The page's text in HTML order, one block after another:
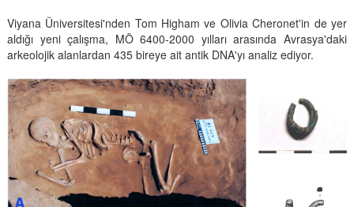
Viyana Üniversitesi'nden Tom Higham ve Olivia Cheronet'in de yer
aldığı yeni çalışma, MÖ 6400-2000 yılları arasında Avrasya'daki
arkeolojik alanlardan 435 bireye ait antik DNA'yı analiz ediyor.